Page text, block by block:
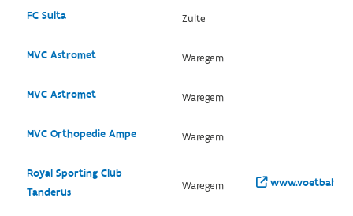
FC Sulta Zulte
MVC Astromet Waregem
MVC Astromet Waregem
MVC Orthopedie Ampe Waregem
Royal Sporting Club
Tanderus
Waregem